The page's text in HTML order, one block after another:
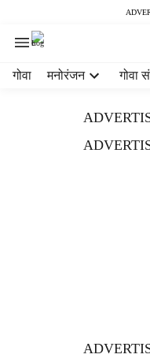
गोवा मनोरंजन गोवा